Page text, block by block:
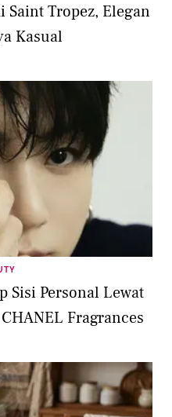
Saint Tropez, Elegan
Kasual
Sisi Personal Lewat
Fragrances